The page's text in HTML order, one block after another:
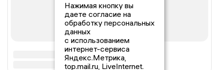
Нажимая кнопку вы
даете согласие на
обработку персональных
данных
с использованием
интернет-сервиса
Яндекс.Метрика,
top.mail.ru, LiveInternet.